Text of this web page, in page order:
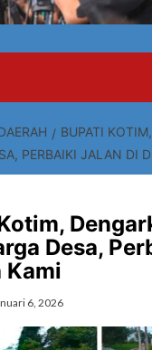
BUPATI
PERBAIKI JALAN DI
Desa,
Kami
6, 2026